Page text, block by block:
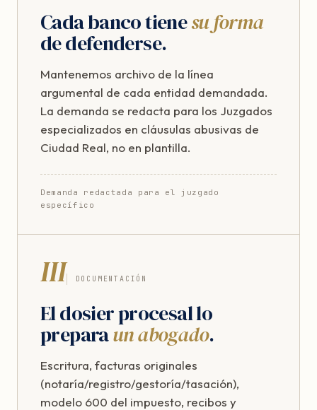
Cada banco tienesu forma
de defenderse.
Mantenemos archivo de la línea
argumental de cada entidad demandada.
La demanda se redacta para los Juzgados
especializados en cláusulas abusivas de
Ciudad Real, no en plantilla.
Demanda redactada para el juzgado
específico
III DOCUMENTACIÓN
El dosier procesal lo
preparaun abogado.
Escritura, facturas originales
(notaría/registro/gestoría/tasación),
modelo 600 del impuesto, recibos y